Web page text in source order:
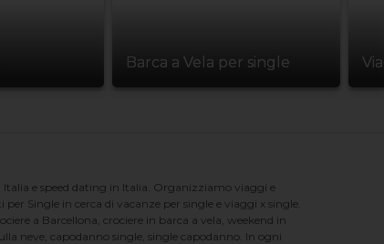
Barca a Vela per single
e speed dating in Italia. Organizziamo viaggi e
Single in cerca di vacanze per single e viaggi x single.
a Barcellona, crociere in barca a vela, weekend in
neve, capodanno single, single capodanno. In ogni